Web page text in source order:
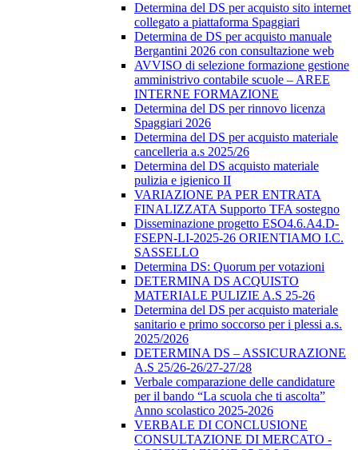
Determina del DS per acquisto sito internet
collegato a piattaforma Spaggiari
Determina de DS per acquisto manuale
Bergantini 2026 con consultazione web
AVVISO di selezione formazione gestione
amministrivo contabile scuole – AREE
INTERNE FORMAZIONE
Determina del DS per rinnovo licenza
Spaggiari 2026
Determina del DS per acquisto materiale
cancelleria a.s 2025/26
Determina del DS acquisto materiale
pulizia e igienico II
VARIAZIONE PA PER ENTRATA
FINALIZZATA Supporto TFA sostegno
Disseminazione progetto ESO4.6.A4.D-
FSEPN-LI-2025-26 ORIENTIAMO I.C.
SASSELLO
Determina DS: Quorum per votazioni
DETERMINA DS ACQUISTO
MATERIALE PULIZIE A.S 25-26
Determina del DS per acquisto materiale
sanitario e primo soccorso per i plessi a.s.
2025/2026
DETERMINA DS – ASSICURAZIONE
A.S 25/26-26/27-27/28
Verbale comparazione delle candidature
per il bando “La scuola che ti ascolta”
Anno scolastico 2025-2026
VERBALE DI CONCLUSIONE
CONSULTAZIONE DI MERCATO -